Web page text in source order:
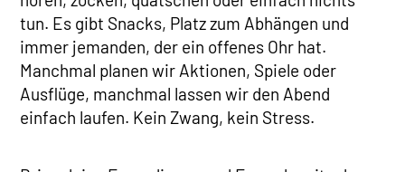
tun. Es gibt Snacks, Platz zum Abhängen und
immer jemanden, der ein offenes Ohr hat.
Manchmal planen wir Aktionen, Spiele oder
Ausflüge, manchmal lassen wir den Abend
einfach laufen. Kein Zwang, kein Stress.